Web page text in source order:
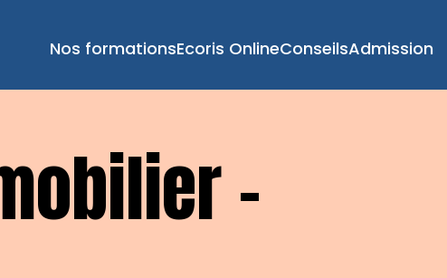
Nos formationsEcoris OnlineConseilsAdmission
–